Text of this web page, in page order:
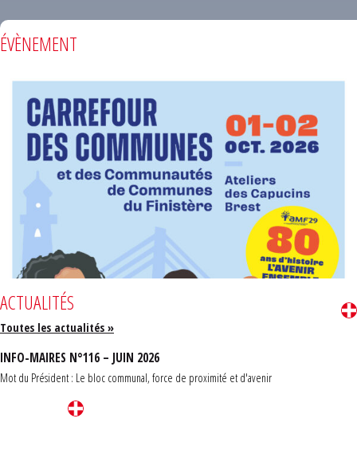
ÉVÈNEMENT
ACTUALITÉS
Toutes les actualités »
INFO-MAIRES N°116 – JUIN 2026
Mot du Président : Le bloc communal, force de proximité et d'avenir